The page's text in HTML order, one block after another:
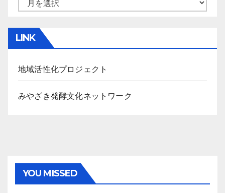
LINK
地域活性化プロジェクト
みやざき発酵文化ネットワーク
YOU MISSED